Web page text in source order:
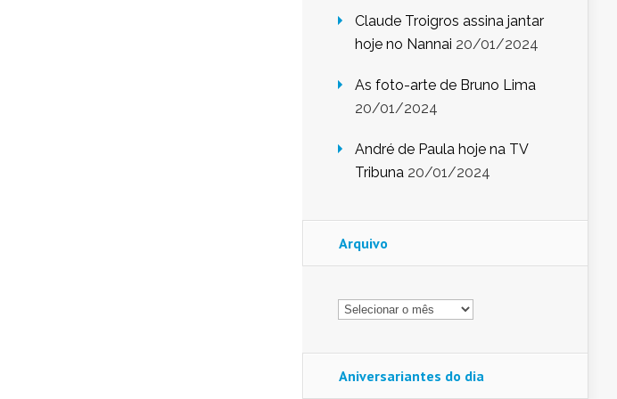
Claude Troigros assina jantar
hoje no Nannai 20/01/2024
As foto-arte de Bruno Lima
20/01/2024
André de Paula hoje na TV
Tribuna 20/01/2024
Arquivo
Arquivo
Aniversariantes do dia